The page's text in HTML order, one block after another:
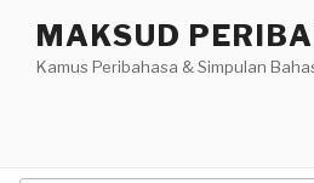
content
MAKSUD
Kamus Peribahasa & Simpulan